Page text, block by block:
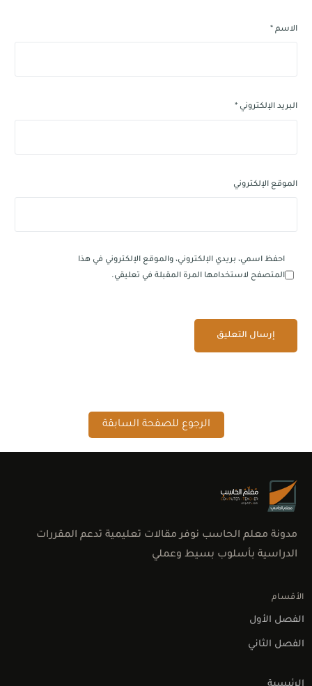
الاسم*
البريد الإلكتروني *
الموقع الإلكتروني
احفظ اسمي، بريدي الإلكتروني، والموقع الإلكتروني في هذا
المتصفح لاستخدامها المرة المقبلة في تعليقي.
الرجوع للصفحة السابقة
مدونة معلم الحاسب نوفر مقالات تعليمية تدعم المقررات
الدراسية بأسلوب بسيط وعملي
الأقسام
الفصل الأول
الفصل الثاني